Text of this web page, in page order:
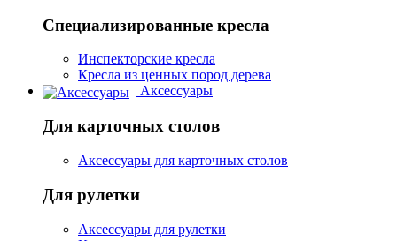
Специализированные кресла
Инспекторские кресла
Кресла из ценных пород дерева
Аксессуары
Для карточных столов
Аксессуары для карточных столов
Для рулетки
Аксессуары для рулетки